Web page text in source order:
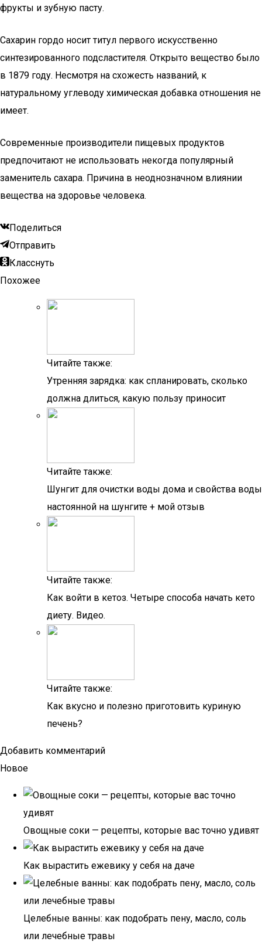
фрукты и зубную пасту.
Сахарин гордо носит титул первого искусственно
синтезированного подсластителя. Открыто вещество было
в 1879 году. Несмотря на схожесть названий, к
натуральному углеводу химическая добавка отношения не
имеет.
Современные производители пищевых продуктов
предпочитают не использовать некогда популярный
заменитель сахара. Причина в неоднозначном влиянии
вещества на здоровье человека.
Поделиться
Отправить
Класснуть
Похожее
Читайте также:
Утренняя зарядка: как спланировать, сколько
должна длиться, какую пользу приносит
Читайте также:
Шунгит для очистки воды дома и свойства воды
настоянной на шунгите + мой отзыв
Читайте также:
Как войти в кетоз. Четыре способа начать кето
диету. Видео.
Читайте также:
Как вкусно и полезно приготовить куриную
печень?
Добавить комментарий
Новое
Овощные соки — рецепты, которые вас точно удивят
Как вырастить ежевику у себя на даче
Целебные ванны: как подобрать пену, масло, соль
или лечебные травы